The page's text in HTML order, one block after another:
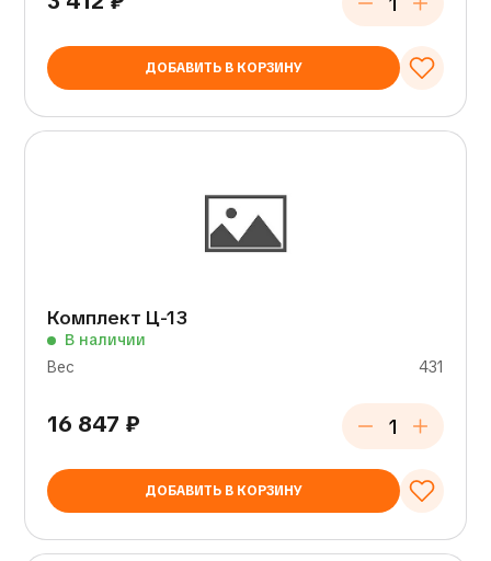
ДОБАВИТЬ В КОРЗИНУ
Комплект Ц-13
В наличии
Вес
431
16 847 ₽
ДОБАВИТЬ В КОРЗИНУ